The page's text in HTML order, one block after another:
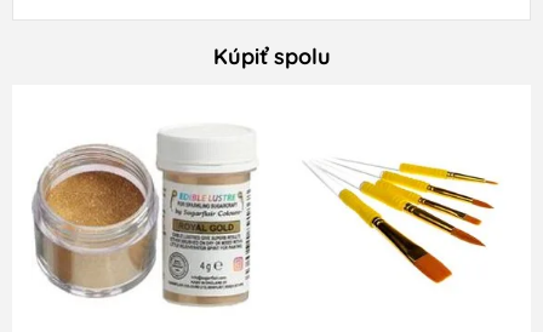
Kúpiť spolu